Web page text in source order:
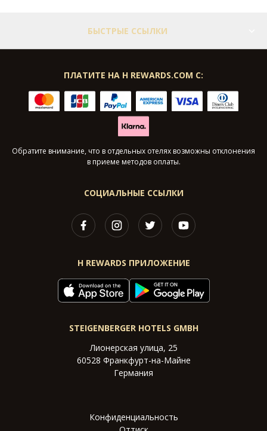
БЫСТРЫЕ ССЫЛКИ
СОЦИАЛЬНЫЕ ССЫЛКИ
H REWARDS ПРИЛОЖЕНИЕ
ПЛАТИТЕ НА H REWARDS.COM С:
Обратите внимание, что в отдельных отелях возможны отклонения
в приеме методов оплаты.
STEIGENBERGER HOTELS GMBH
Лионерская улица, 25
60528 Франкфурт-на-Майне
Германия
Конфиденциальность